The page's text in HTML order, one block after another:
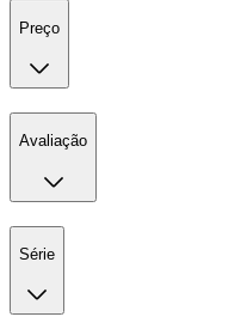
Preço
Avaliação
Série